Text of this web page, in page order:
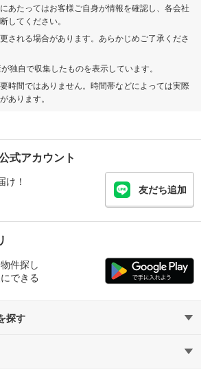
あたってはお客様ご自身が情報を確認し、各会社
してください。
される場合があります。あらかじめご了承くださ
独自で収集したものを表示しています。
時間ではありません。時間帯などによっては実際
あります。
式アカウント
け！
友だち追加
件探し
できる
探す